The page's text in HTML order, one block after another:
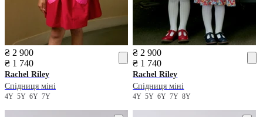
₴ 2 900
₴ 1 740
Rachel Riley
Спідниця міні
4Y 5Y 6Y 7Y
₴ 2 900
₴ 1 740
Rachel Riley
Спідниця міні
4Y5Y6Y7Y8Y